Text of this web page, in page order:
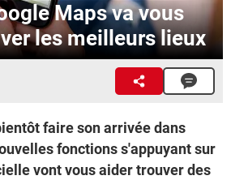
Maps va vous
les meilleurs lieux
faire son arrivée dans
fonctions s'appuyant sur
vont vous aider trouver des